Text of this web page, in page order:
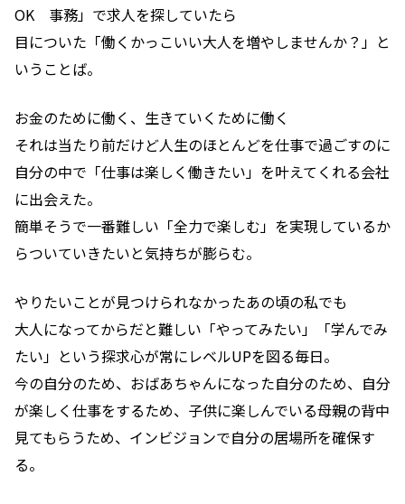
OK 事務」で求人を探していたら
目についた「働くかっこいい大人を増やしませんか？」と
いうことば。
お金のために働く、生きていくために働く
それは当たり前だけど人生のほとんどを仕事で過ごすのに
自分の中で「仕事は楽しく働きたい」を叶えてくれる会社
に出会えた。
簡単そうで一番難しい「全力で楽しむ」を実現しているか
らついていきたいと気持ちが膨らむ。
やりたいことが見つけられなかったあの頃の私でも
大人になってからだと難しい「やってみたい」「学んでみ
たい」という探求心が常にレベルUPを図る毎日。
今の自分のため、おばあちゃんになった自分のため、自分
が楽しく仕事をするため、子供に楽しんでいる母親の背中
見てもらうため、インビジョンで自分の居場所を確保す
る。